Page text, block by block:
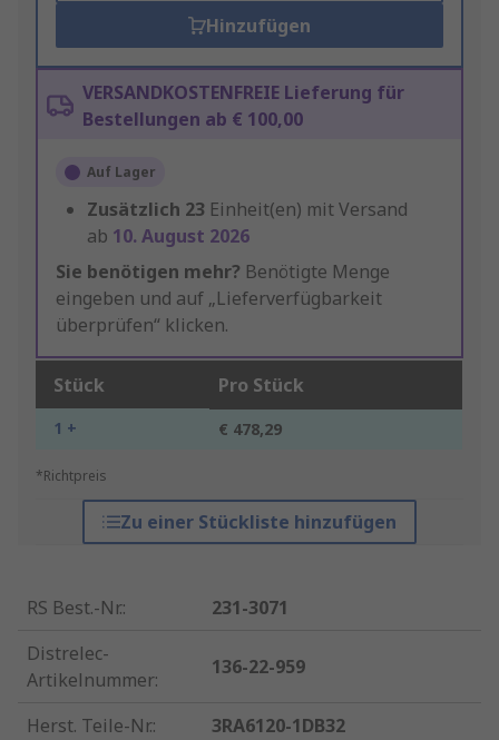
Hinzufügen
VERSANDKOSTENFREIE Lieferung für
Bestellungen ab € 100,00
Auf Lager
Zusätzlich 23 Einheit(en) mit Versand
ab 10. August 2026
Sie benötigen mehr? Benötigte Menge
eingeben und auf „Lieferverfügbarkeit
überprüfen“ klicken.
Stück Pro Stück
1 + € 478,29
*Richtpreis
Zu einer Stückliste hinzufügen
RS Best.-Nr.:
231-3071
Distrelec-
Artikelnummer:
136-22-959
Herst. Teile-Nr.:
3RA6120-1DB32